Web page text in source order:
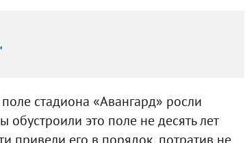
стадиона «Авангард» росли
это поле не десять лет
привели его в порядок, потратив не